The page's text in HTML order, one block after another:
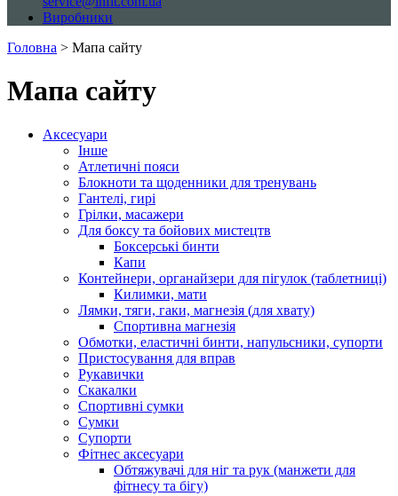
Виробники
Головна > Мапа сайту
Мапа сайту
Аксесуари
Інше
Атлетичні пояси
Блокноти та щоденники для тренувань
Гантелі, гирі
Грілки, масажери
Для боксу та бойових мистецтв
Боксерські бинти
Капи
Контейнери, органайзери для пігулок (таблетниці)
Килимки, мати
Лямки, тяги, гаки, магнезія (для хвату)
Спортивна магнезія
Обмотки, еластичні бинти, напульсники, супорти
Пристосування для вправ
Рукавички
Скакалки
Спортивні сумки
Сумки
Супорти
Фітнес аксесуари
Обтяжувачі для ніг та рук (манжети для
фітнесу та бігу)